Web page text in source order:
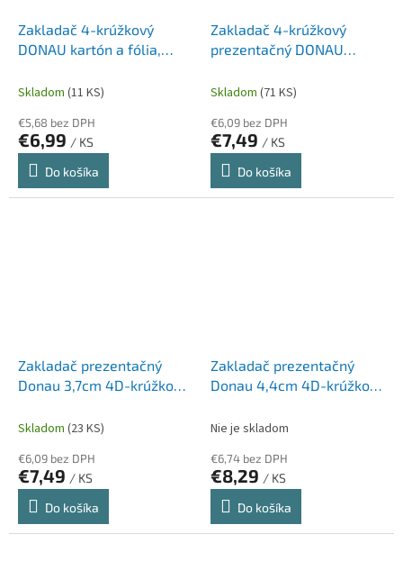
Zakladač 4-krúžkový
DONAU kartón a fólia,
Skladom (11 KS)
€5,68 bez DPH
€6,99 / KS
Do košíka
Zakladač 4-krúžkový
prezentačný DONAU
biely
Skladom (71 KS)
€6,09 bez DPH
€7,49 / KS
Do košíka
Zakladač prezentačný
Donau 3,7cm 4D-krúžkový
Skladom (23 KS)
€6,09 bez DPH
€7,49 / KS
Do košíka
Zakladač prezentačný
Donau 4,4cm 4D-krúžkový
Nie je skladom
€6,74 bez DPH
€8,29 / KS
Do košíka